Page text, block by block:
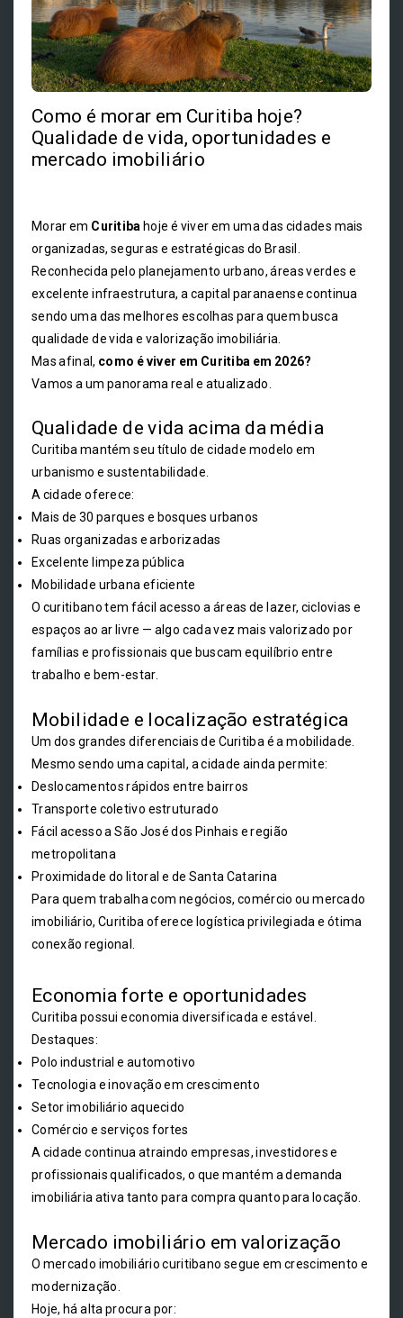
Como é morar em Curitiba hoje?
Qualidade de vida, oportunidades e
mercado imobiliário
Morar em Curitiba hoje é viver em uma das cidades mais
organizadas, seguras e estratégicas do Brasil.
Reconhecida pelo planejamento urbano, áreas verdes e
excelente infraestrutura, a capital paranaense continua
sendo uma das melhores escolhas para quem busca
qualidade de vida e valorização imobiliária.
Mas afinal, como é viver em Curitiba em 2026?
Vamos a um panorama real e atualizado.
Qualidade de vida acima da média
Curitiba mantém seu título de cidade modelo em
urbanismo e sustentabilidade.
A cidade oferece:
Mais de 30 parques e bosques urbanos
Ruas organizadas e arborizadas
Excelente limpeza pública
Mobilidade urbana eficiente
O curitibano tem fácil acesso a áreas de lazer, ciclovias e
espaços ao ar livre — algo cada vez mais valorizado por
famílias e profissionais que buscam equilíbrio entre
trabalho e bem-estar.
Mobilidade e localização estratégica
Um dos grandes diferenciais de Curitiba é a mobilidade.
Mesmo sendo uma capital, a cidade ainda permite:
Deslocamentos rápidos entre bairros
Transporte coletivo estruturado
Fácil acesso a São José dos Pinhais e região
metropolitana
Proximidade do litoral e de Santa Catarina
Para quem trabalha com negócios, comércio ou mercado
imobiliário, Curitiba oferece logística privilegiada e ótima
conexão regional.
Economia forte e oportunidades
Curitiba possui economia diversificada e estável.
Destaques:
Polo industrial e automotivo
Tecnologia e inovação em crescimento
Setor imobiliário aquecido
Comércio e serviços fortes
A cidade continua atraindo empresas, investidores e
profissionais qualificados, o que mantém a demanda
imobiliária ativa tanto para compra quanto para locação.
Mercado imobiliário em valorização
O mercado imobiliário curitibano segue em crescimento e
modernização.
Hoje, há alta procura por: